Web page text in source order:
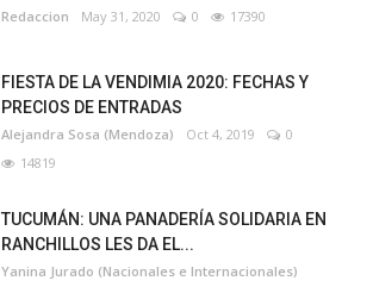
Redaccion May 31, 2020 0 17390
FIESTA DE LA VENDIMIA 2020: FECHAS Y
PRECIOS DE ENTRADAS
Alejandra Sosa (Mendoza) Oct 4, 2019
0
14819
TUCUMÁN: UNA PANADERÍA SOLIDARIA EN
RANCHILLOS LES DA EL...
Yanina Jurado (Nacionales e Internacionales)